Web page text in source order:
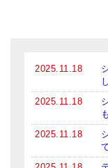
2025.11.18
2025.11.18
2025.11.18